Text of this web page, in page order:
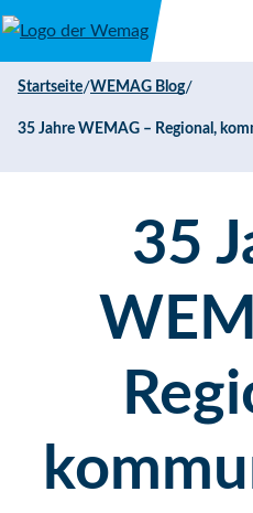
Direkt zum Inhalt
Startseite/WEMAG Blog/
35